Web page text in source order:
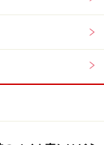
供：bangs［バン
パートで顔周り
セカンドバング
に。暗めアッシ